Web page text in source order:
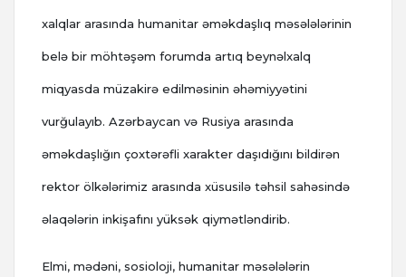
xalqlar arasında humanitar əməkdaşlıq məsələlərinin
belə bir möhtəşəm forumda artıq beynəlxalq
miqyasda müzakirə edilməsinin əhəmiyyətini
vurğulayıb. Azərbaycan və Rusiya arasında
əməkdaşlığın çoxtərəfli xarakter daşıdığını bildirən
rektor ölkələrimiz arasında xüsusilə təhsil sahəsində
əlaqələrin inkişafını yüksək qiymətləndirib.
Elmi, mədəni, sosioloji, humanitar məsələlərin